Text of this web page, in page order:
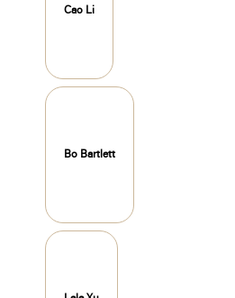
Cao Li
Bo Bartlett